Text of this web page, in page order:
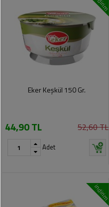
Eker Keşkül 150 Gr.
44,90 TL 52,60 TL
Adet
indirim